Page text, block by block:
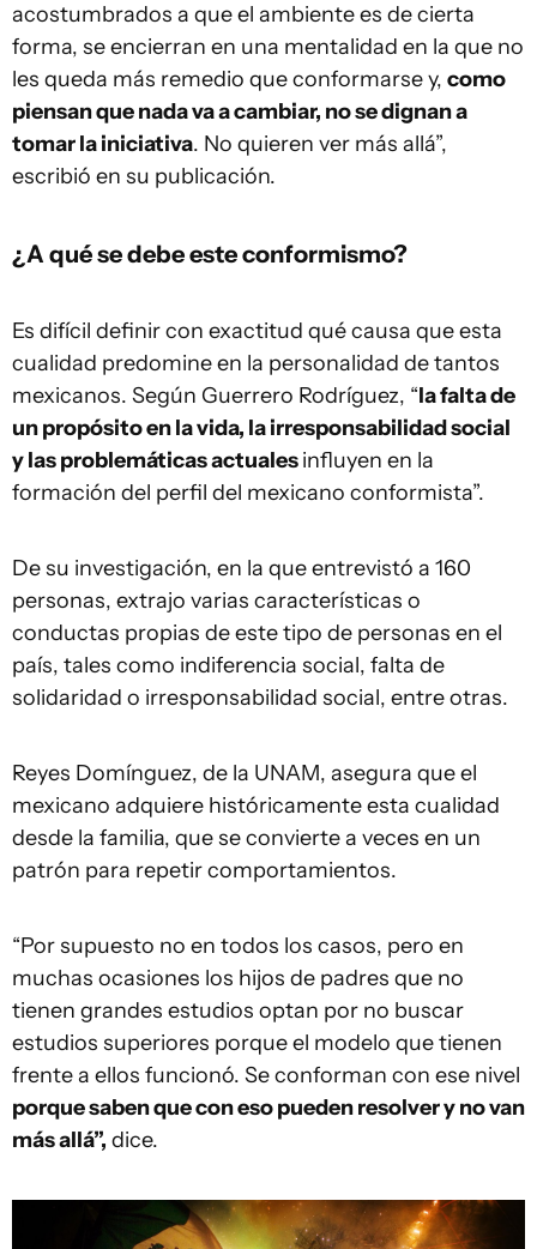
acostumbrados a que el ambiente es de cierta
forma, se encierran en una mentalidad en la que no
les queda más remedio que conformarse y, como
piensan que nada va a cambiar, no se dignan a
tomar la iniciativa. No quieren ver más allá”,
escribió en su publicación.
¿A qué se debe este conformismo?
Es difícil definir con exactitud qué causa que esta
cualidad predomine en la personalidad de tantos
mexicanos. Según Guerrero Rodríguez, “la falta de
un propósito en la vida, la irresponsabilidad social
y las problemáticas actualesinfluyen en la
formación del perfil del mexicano conformista”.
De su investigación, en la que entrevistó a 160
personas, extrajo varias características o
conductas propias de este tipo de personas en el
país, tales como indiferencia social, falta de
solidaridad o irresponsabilidad social, entre otras.
Reyes Domínguez, de la UNAM, asegura que el
mexicano adquiere históricamente esta cualidad
desde la familia, que se convierte a veces en un
patrón para repetir comportamientos.
“Por supuesto no en todos los casos, pero en
muchas ocasiones los hijos de padres que no
tienen grandes estudios optan por no buscar
estudios superiores porque el modelo que tienen
frente a ellos funcionó. Se conforman con ese nivel
porque saben que con eso pueden resolver y no van
más allá”, dice.